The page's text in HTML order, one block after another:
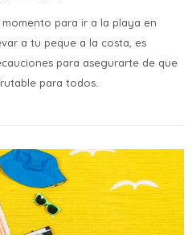
para ir a la playa en
a tu peque a la costa, es
para asegurarte de que
para todos.